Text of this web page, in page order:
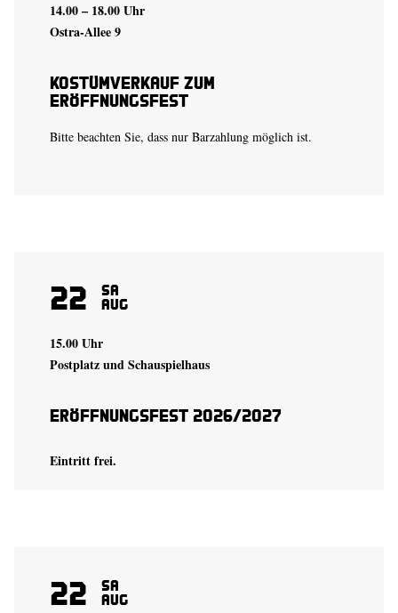
14.00 – 18.00 Uhr
Ostra-Allee 9
Kostümverkauf zum
Eröffnungsfest
Bitte beachten Sie, dass nur Barzahlung möglich ist.
22 Sa
Aug
15.00 Uhr
Postplatz und Schauspielhaus
Eröffnungsfest 2026/2027
Eintritt frei.
22 Sa
Aug